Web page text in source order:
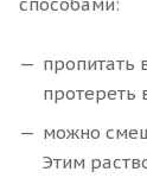
способами:
пропитать
протереть
можно
Этим